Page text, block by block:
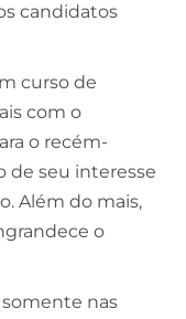
candidatos
curso de
com o
o recém-
de seu interesse
Além do mais,
o
somente nas